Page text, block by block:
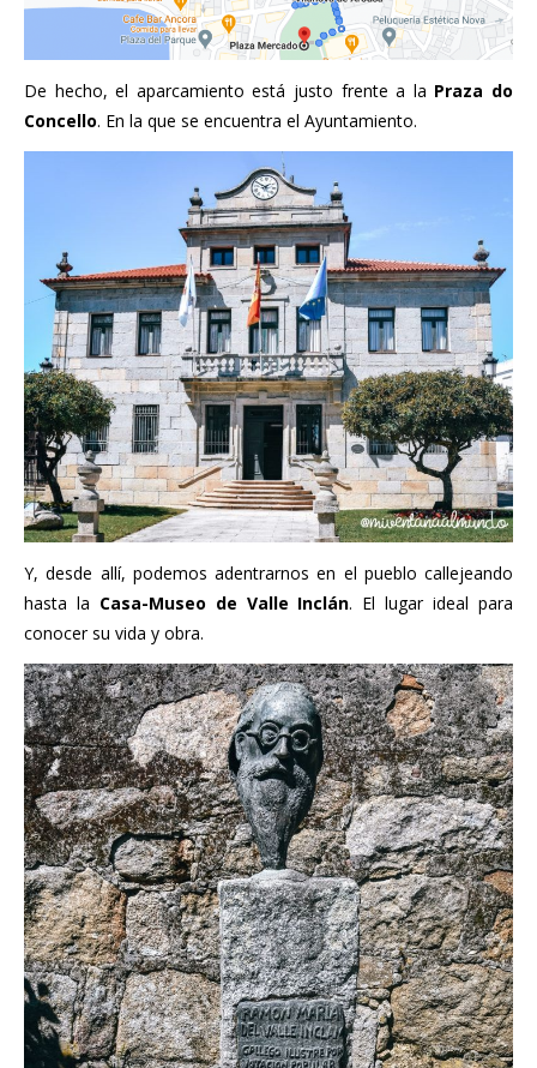
De hecho, el aparcamiento está justo frente a la Praza do
Concello. En la que se encuentra el Ayuntamiento.
Y, desde allí, podemos adentrarnos en el pueblo callejeando
hasta la Casa-Museo de Valle Inclán. El lugar ideal para
conocer su vida y obra.